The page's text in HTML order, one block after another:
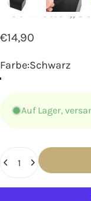
Notizzettel
€14,90
Farbe
Farbe:Schwarz
Auf Lager,